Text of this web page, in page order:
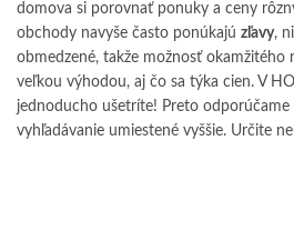
domova si porovnať ponuky a ceny
obchody navyše často ponúkajú zľavy,
obmedzené, takže možnosť
veľkou výhodou, aj čo sa týka cien. V
jednoducho ušetríte! Preto odporúčame
vyhľadávanie umiestené vyššie. Určite